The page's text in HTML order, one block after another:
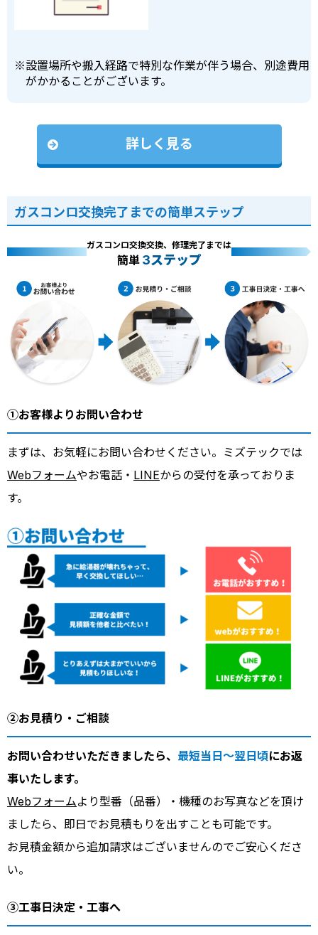
※設置場所や搬入経路で特別な作業が伴う場合、別途費用
がかかることがございます。
詳しく見る
ガスコンロ交換完了までの簡単ステップ
ガスコンロ交換交換、修理完了までは
簡単 3ステップ
①お客様よりお問い合わせ
まずは、お気軽にお問い合わせください。ミズテックでは
Webフォームやお電話・ LINEからの受付を承っておりま
す。
②お見積り・ご相談
お問い合わせいただきましたら、 最短当日～翌日頃にお返
事いたします。
Webフォームより型番（品番）・機種のお写真などを頂け
ましたら、即日でお見積もりを出すことも可能です。
お見積金額から追加請求はございませんのでご安心くださ
い。
③工事日決定・工事へ